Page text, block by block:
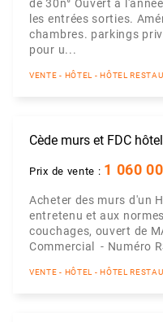
de 30n° Ouvert à
les entrées sorties.
chambres. parkings
pour u...
VENTE - HÔTEL - HÔTEL
Cède murs et FDC
Prix de vente : 1 060
Acheter des murs d'un
entretenu et aux
couchages, ouvert de
Commercial - Numéro
VENTE - HÔTEL - HÔTEL